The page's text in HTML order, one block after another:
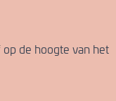
de hoogte van het